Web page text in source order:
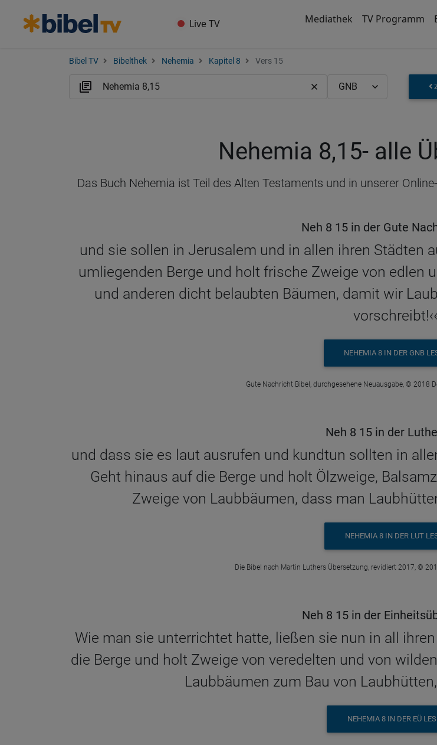
Live TV Mediathek TV Programm
Bibel TV Bibelthek Nehemia Kapitel 8 Vers 15
Nehemia 8,15- alle
Das Buch Nehemia ist Teil des Alten Testaments und in unserer
Neh 8 15 in der Gute
und sie sollen in Jerusalem und in allen ihren Städten
umliegenden Berge und holt frische Zweige von edlen
und anderen dicht belaubten Bäumen, damit wir
NEHEMIA 8 IN DER GNB
Gute Nachricht Bibel, durchgesehene Neuausgabe, © 2018
Neh 8 15 in der
und dass sie es laut ausrufen und kundtun sollten in
Geht hinaus auf die Berge und holt Ölzweige,
Zweige von Laubbäumen, dass man
NEHEMIA 8 IN DER LUT
Die Bibel nach Martin Luthers Übersetzung, revidiert 2017, ©
Neh 8 15 in der
Wie man sie unterrichtet hatte, ließen sie nun in all
die Berge und holt Zweige von veredelten und von
Laubbäumen zum Bau von
NEHEMIA 8 IN DER EÜ